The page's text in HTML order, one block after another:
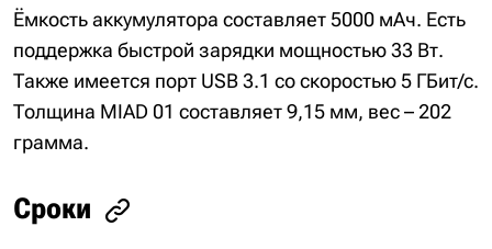
Ёмкость аккумулятора составляет 5000 мАч. Есть
поддержка быстрой зарядки мощностью 33 Вт.
Также имеется порт USB 3.1 со скоростью 5 ГБит/с.
Толщина MIAD 01 составляет 9,15 мм, вес – 202
грамма.
Сроки